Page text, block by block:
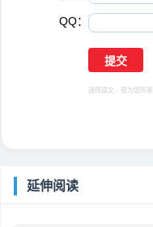
QQ：
选择提交，视为您同意
延伸阅读